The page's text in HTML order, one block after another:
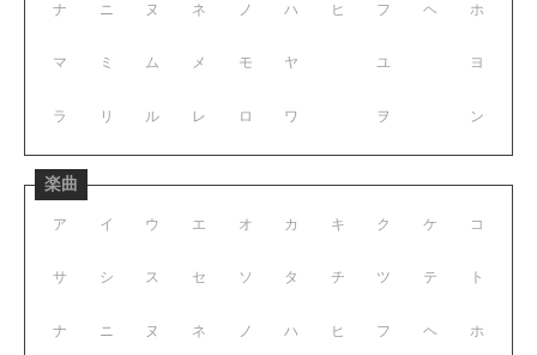
ナ ニ ヌ ネ ノ
マ ミ ム メ モ
ラ リ ル レ ロ
ハ ヒ フ ヘ ホ
ヤ ユ ヨ
ワ ヲ ン
楽曲
ア イ ウ エ オ
サ シ ス セ ソ
ナ ニ ヌ ネ ノ
カ キ ク ケ コ
タ チ ツ テ ト
ハ ヒ フ ヘ ホ